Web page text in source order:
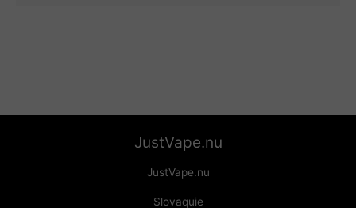
JustVape.nu
JustVape.nu
Slovaquie